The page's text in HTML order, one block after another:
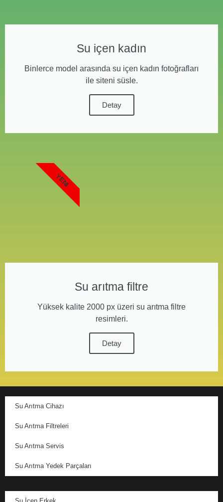
Su içen kadın
Binlerce model arasında su içen kadın fotoğrafları
ile siteni süsle.
Detay
Su arıtma filtre
Yüksek kalite 2000 px üzeri su arıtma filtre
resimleri.
Detay
YENI
Su Arıtma Cihazı
Su Arıtma Filtreleri
Su Arıtma Servis
Su Arıtma Yedek Parçaları